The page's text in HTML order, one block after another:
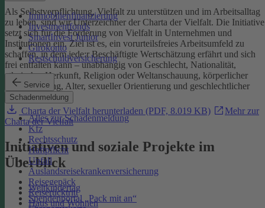
Immobilienfinanzierung
Investmentfonds
SmartInvest Junior
Girokonto
Restschuldversicherung
Service
Schadenmeldung
Alles zur Schadenmeldung
Kfz
Rechtsschutz
Haftpflicht
Unfall
Auslandsreisekrankenversicherung
Reisegepäck
Reiserücktritt
Haus und Wohnen
Als Selbstverpflichtung, Vielfalt zu unterstützen und im Arbeitsalltag
zu leben, sind wir Unterzeichner der Charta der Vielfalt. Die Initiative
setzt sich für die Förderung von Vielfalt in Unternehmen und
Institutionen ein.Ziel ist es, ein vorurteilsfreies Arbeitsumfeld zu
schaffen, in dem jede:r Beschäftigte Wertschätzung erfährt und sich
frei entfalten kann – unabhängig von Geschlecht, Nationalität,
ethnischer Herkunft, Religion oder Weltanschauung, körperlicher
Einschränkung, Alter, sexueller Orientierung und geschlechtlicher
Identität.
Charta der Vielfalt herunterladen (PDF, 8.019 KB)
Mehr zur
Charta der Vielfalt
Initiativen und soziale Projekte im
Überblick
Weltkindertag
Spendenportal „Pack mit an“